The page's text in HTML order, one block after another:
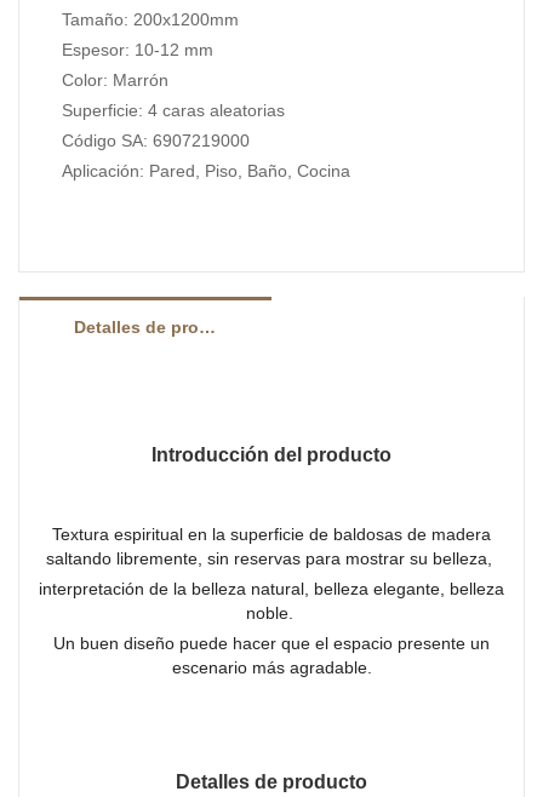
Tamaño: 200x1200mm
Espesor: 10-12 mm
Color: Marrón
Superficie: 4 caras aleatorias
Código SA: 6907219000
Aplicación: Pared, Piso, Baño, Cocina
Detalles de producto
Introducción del producto
Textura espiritual en la superficie de baldosas de madera
saltando libremente, sin reservas para mostrar su belleza,
interpretación de la belleza natural, belleza elegante, belleza
noble.
Un buen diseño puede hacer que el espacio presente un
escenario más agradable.
Detalles de producto